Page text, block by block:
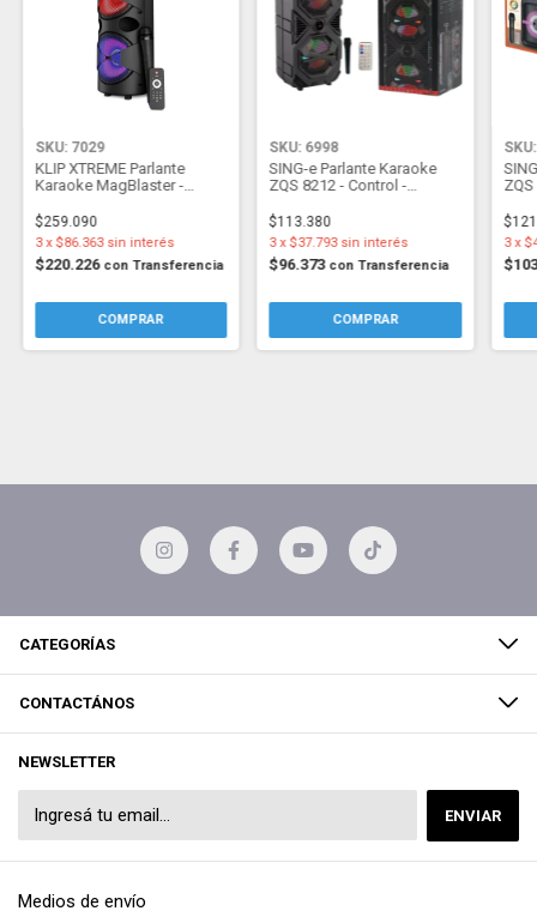
SKU: 7029
KLIP XTREME Parlante
Karaoke MagBlaster -
Microfono Inalam - KLS-601
$259.090
$220.226 con Transferencia
3 x$86.363 sin interés
SKU: 6998
SING-e Parlante Karaoke
ZQS 8212 - Control -
Bateria
$113.380
$96.373 con Transferencia
3 x$37.793 sin interés 3 x
CATEGORÍAS
CONTACTÁNOS
NEWSLETTER
Medios de envío